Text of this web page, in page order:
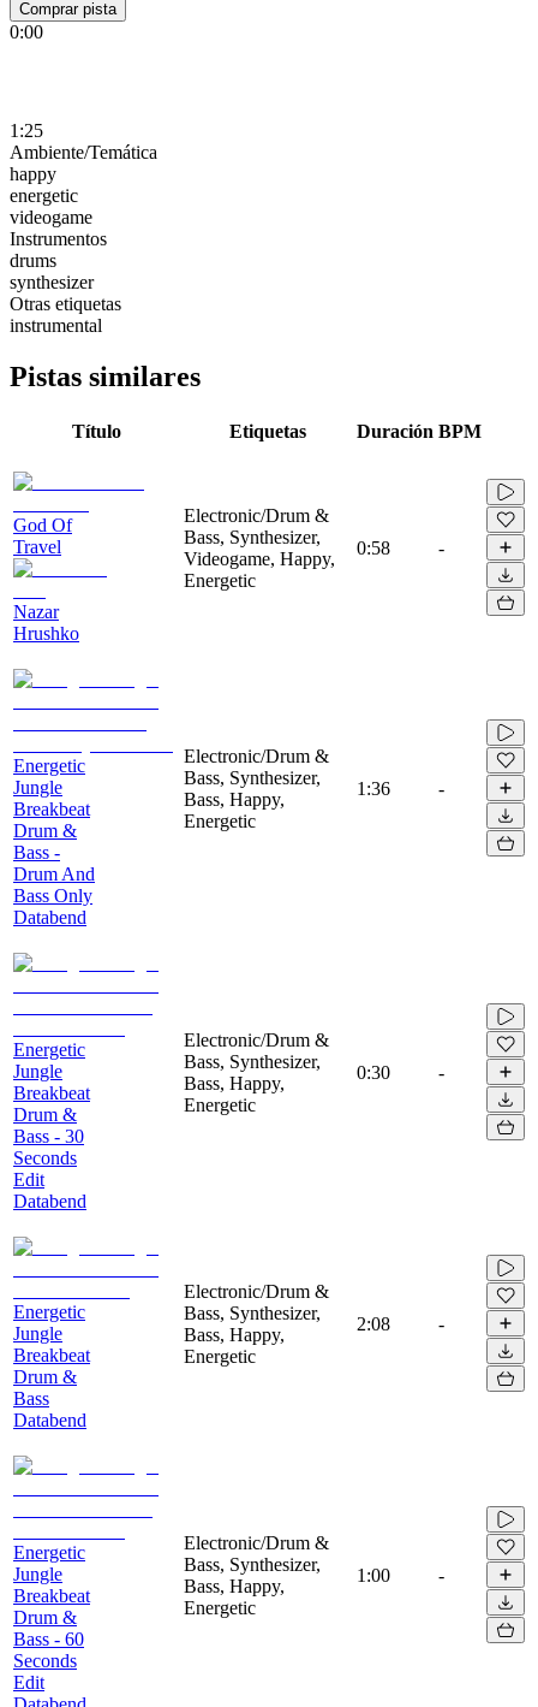
Comprar pista
0:00
1:25
Ambiente/Temática
happy
energetic
videogame
Instrumentos
drums
synthesizer
Otras etiquetas
instrumental
Pistas similares
Título Etiquetas Duración BPM
God Of
Travel
Nazar
Hrushko
Electronic/Drum &
Bass, Synthesizer,
Videogame, Happy,
Energetic
0:58 -
Energetic
Jungle
Breakbeat
Drum &
Bass -
Drum And
Bass Only
Databend
Electronic/Drum &
Bass, Synthesizer,
Bass, Happy,
Energetic
1:36 -
Energetic
Jungle
Breakbeat
Drum &
Bass - 30
Seconds
Edit
Databend
Electronic/Drum &
Bass, Synthesizer,
Bass, Happy,
Energetic
0:30 -
Energetic
Jungle
Breakbeat
Drum &
Bass
Databend
Electronic/Drum &
Bass, Synthesizer,
Bass, Happy,
Energetic
2:08 -
Energetic
Jungle
Breakbeat
Drum &
Bass - 60
Seconds
Edit
Electronic/Drum &
Bass, Synthesizer,
Bass, Happy,
Energetic
1:00 -